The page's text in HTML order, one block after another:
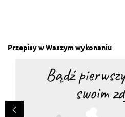
Przepisy w Waszym wykonaniu